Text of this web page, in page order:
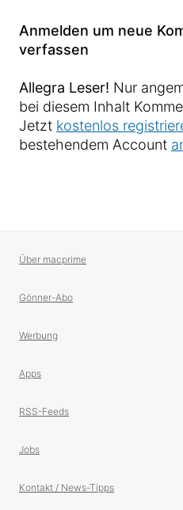
Anmelden um neue
verfassen
Allegra Leser! Nur
bei diesem Inhalt
Jetzt kostenlos
bestehendem Account
Über macprime
Gönner-Abo
Werbung
Apps
RSS-Feeds
Jobs
Kontakt / News-Tipps